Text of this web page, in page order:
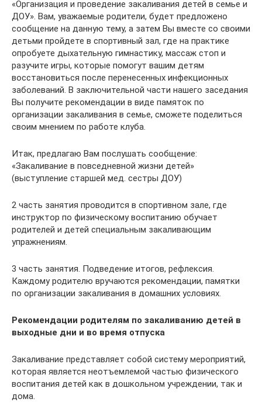
«Организация и проведение закаливания детей в семье и
ДОУ». Вам, уважаемые родители, будет предложено
сообщение на данную тему, а затем Вы вместе со своими
детьми пройдете в спортивный зал, где на практике
опробуете дыхательную гимнастику, массаж стоп и
разучите игры, которые помогут вашим детям
восстановиться после перенесенных инфекционных
заболеваний. В заключительной части нашего заседания
Вы получите рекомендации в виде памяток по
организации закаливания в семье, сможете поделиться
своим мнением по работе клуба.
Итак, предлагаю Вам послушать сообщение:
«Закаливание в повседневной жизни детей»
(выступление старшей мед. сестры ДОУ)
2 часть занятия проводится в спортивном зале, где
инструктор по физическому воспитанию обучает
родителей и детей специальным закаливающим
упражнениям.
3 часть занятия. Подведение итогов, рефлексия.
Каждому родителю вручаются рекомендации, памятки
по организации закаливания в домашних условиях.
Рекомендации родителям по закаливанию детей в
выходные дни и во время отпуска
Закаливание представляет собой систему мероприятий,
которая является неотъемлемой частью физического
воспитания детей как в дошкольном учреждении, так и
дома.